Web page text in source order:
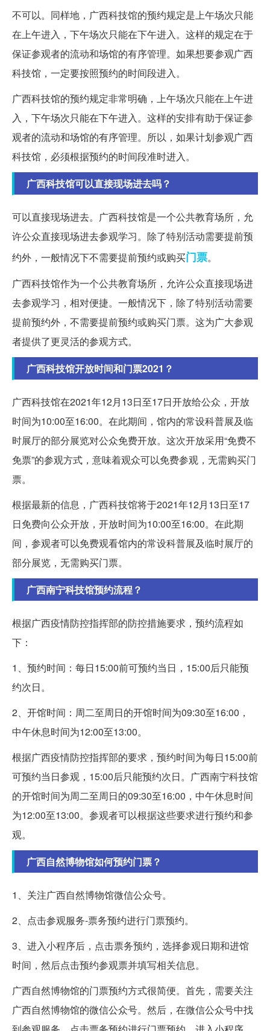
不可以。同样地，广西科技馆的预约规定是上午场次只能
在上午进入，下午场次只能在下午进入。这样的规定在于
保证参观者的流动和场馆的有序管理。如果想要参观广西
科技馆，一定要按照预约的时间段进入。
广西科技馆的预约规定非常明确，上午场次只能在上午进
入，下午场次只能在下午进入。这样的安排有助于保证参
观者的流动和场馆的有序管理。所以，如果计划参观广西
科技馆，必须根据预约的时间段准时进入。
广西科技馆可以直接现场进去吗？
可以直接现场进去。广西科技馆是一个公共教育场所，允
许公众直接现场进去参观学习。除了特别活动需要提前预
约外，一般情况下不需要提前预约或购买门票。
广西科技馆作为一个公共教育场所，允许公众直接现场进
去参观学习，相对便捷。一般情况下，除了特别活动需要
提前预约外，不需要提前预约或购买门票。这为广大参观
者提供了更灵活的参观方式。
广西科技馆开放时间和门票2021？
广西科技馆在2021年12月13日至17日开放给公众，开放
时间为10:00至16:00。在此期间，馆内的常设科普展及临
时展厅的部分展览对公众免费开放。这次开放采用“免费不
免票”的参观方式，意味着观众可以免费参观，无需购买门
票。
根据最新的信息，广西科技馆将于2021年12月13日至17
日免费向公众开放，开放时间为10:00至16:00。在此期
间，参观者可以免费观看馆内的常设科普展及临时展厅的
部分展览，无需购买门票。
广西南宁科技馆预约流程？
根据广西疫情防控指挥部的防控措施要求，预约流程如
下：
1、预约时间：每日15:00前可预约当日，15:00后只能预
约次日。
2、开馆时间：周二至周日的开馆时间为09:30至16:00，
中午休息时间为12:00至13:00。
根据广西疫情防控指挥部的要求，预约时间为每日15:00前
可预约当日参观，15:00后只能预约次日。广西南宁科技馆
的开馆时间为周二至周日的09:30至16:00，中午休息时间
为12:00至13:00。参观者可以根据这些要求进行预约和参
观。
广西自然博物馆如何预约门票？
1、关注广西自然博物馆微信公众号。
2、点击参观服务-票务预约进行门票预约。
3、进入小程序后，点击票务预约，选择参观日期和进馆
时间，然后点击预约参观票并填写相关信息。
广西自然博物馆的门票预约方式很简便。首先，需要关注
广西自然博物馆的微信公众号。然后，在微信公众号中找